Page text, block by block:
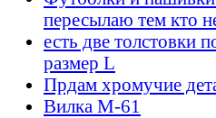
пересылаю тем кто
есть две толстовки
размер L
Прдам хромучие
Вилка М-61